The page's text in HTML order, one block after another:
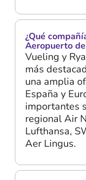
¿Qué
Aeropuerto
Vueling y
más
una amplia
España y
importantes
regional Air
Lufthansa,
Aer Lingus.